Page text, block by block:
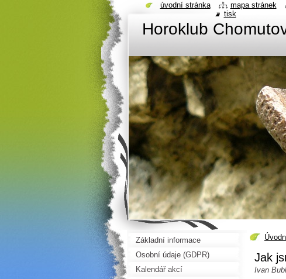
Horoklub
Jak
Ivan
Základní informace
Osobní údaje (GDPR)
Kalendář akcí
úvodní stránka mapa stránek
tisk